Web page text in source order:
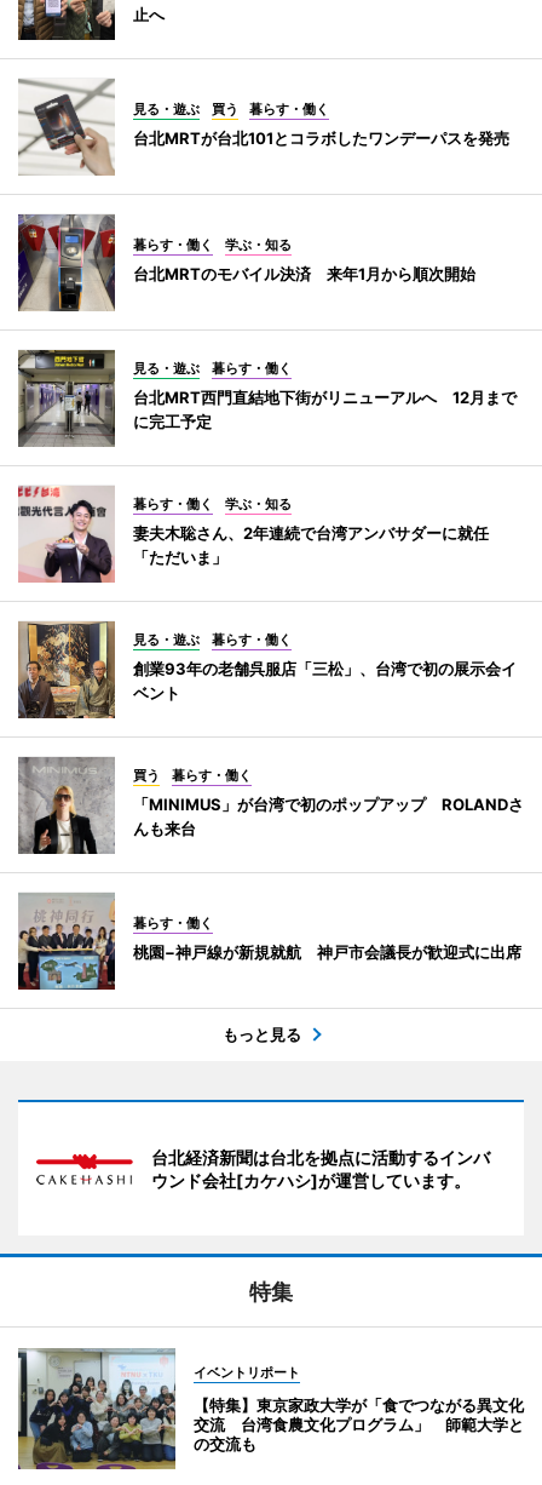
止へ
見る・遊ぶ 買う 暮らす・働く
台北MRTが台北101とコラボしたワンデーパスを発売
暮らす・働く 学ぶ・知る
台北MRTのモバイル決済 来年1月から順次開始
見る・遊ぶ 暮らす・働く
台北MRT西門直結地下街がリニューアルへ 12月まで
に完工予定
暮らす・働く 学ぶ・知る
妻夫木聡さん、2年連続で台湾アンバサダーに就任
「ただいま」
見る・遊ぶ 暮らす・働く
創業93年の老舗呉服店「三松」、台湾で初の展示会イ
ベント
買う 暮らす・働く
「MINIMUS」が台湾で初のポップアップ ROLANDさ
んも来台
暮らす・働く
桃園−神戸線が新規就航 神戸市会議長が歓迎式に出席
もっと見る
台北経済新聞は台北を拠点に活動するインバ
ウンド会社[カケハシ]が運営しています。
特集
イベントリポート
【特集】東京家政大学が「食でつながる異文化
交流 台湾食農文化プログラム」 師範大学と
の交流も